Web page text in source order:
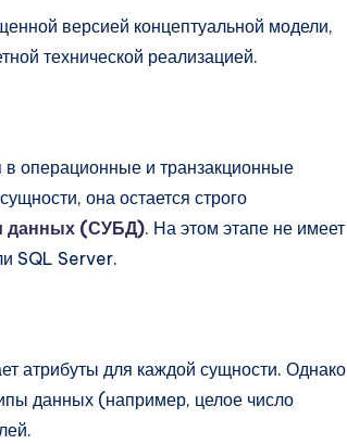
версией концептуальной модели,
технической реализацией.
в операционные и транзакционные
она остается строго
данных (СУБД). На этом этапе не имеет
SQL Server.
атрибуты для каждой сущности. Однако
данных (например, целое число